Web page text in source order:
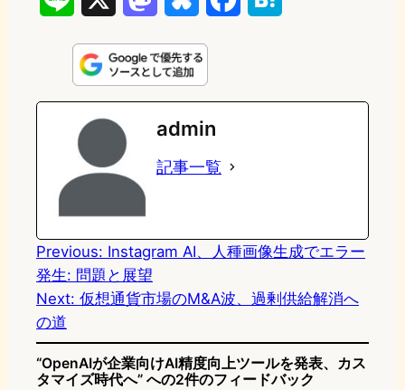
n
e
s
t
o
d
n
u
e
s
k
e
k
e
admin
記事一覧
Previous: Instagram AI、人種画像生成でエラー
発生: 問題と展望
Next: 仮想通貨市場のM&A波、過剰供給解消へ
の道
“OpenAIが企業向けAI精度向上ツールを発表、カス
タマイズ時代へ” への2件のフィードバック